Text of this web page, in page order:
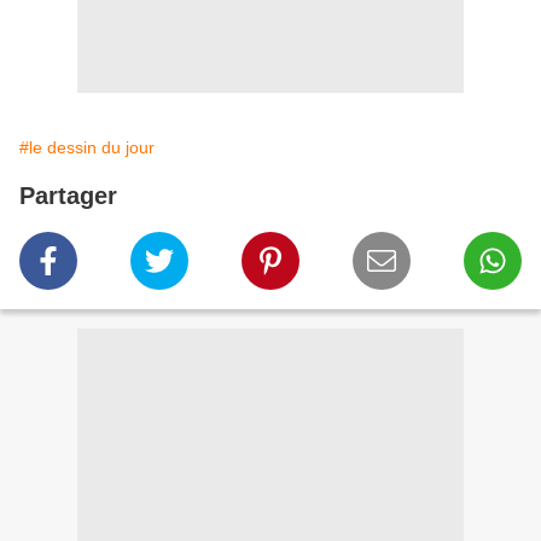
#le dessin du jour
Partager